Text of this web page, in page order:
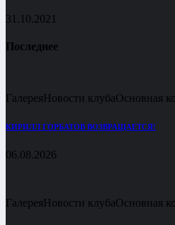
31.10.2021
Последнее
ГалереяНовости клубаОсновная
КИРИЛЛ ГОРБАТОВ ВОЗВРАЩАЕТСЯ!
06.08.2026
ГалереяНовости клубаОсновная